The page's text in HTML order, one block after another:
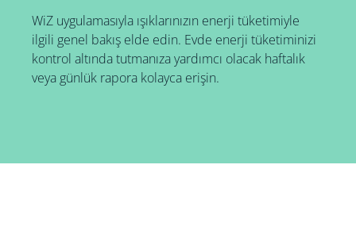
WiZ uygulamasıyla ışıklarınızın enerji tüketimiyle
ilgili genel bakış elde edin. Evde enerji tüketiminizi
kontrol altında tutmanıza yardımcı olacak haftalık
veya günlük rapora kolayca erişin.